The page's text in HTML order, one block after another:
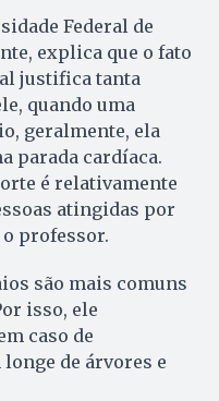
Federal de
explica que o fato
justifica tanta
quando uma
geralmente, ela
parada cardíaca.
é relativamente
atingidas por
professor.
são mais comuns
isso, ele
caso de
de árvores e